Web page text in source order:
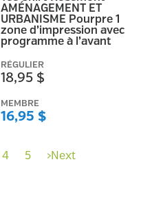
AMÉNAGEMENT ET
URBANISME Pourpre 1
zone d’impression avec
programme à l’avant
RÉGULIER
18,95 $
MEMBRE
16,95 $
4 5 ›Next